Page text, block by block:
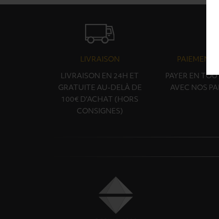
LIVRAISON
LIVRAISON EN 24H ET
GRATUITE AU-DELÀ DE
100€ D'ACHAT (HORS
CONSIGNES)
PAIEMENT
PAYER EN
AVEC NOS